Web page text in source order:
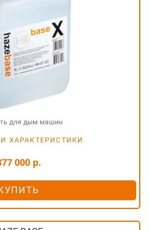
для дым машин
ХАРАКТЕРИСТИКИ
000 р.